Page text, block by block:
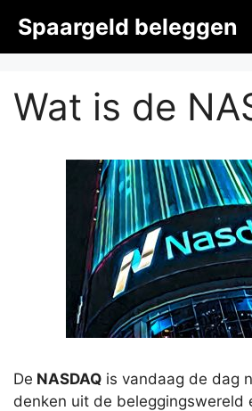
naar
de
Spaargeld beleggen
Wat is de
De NASDAQ is vandaag de dag
denken uit de beleggingswereld